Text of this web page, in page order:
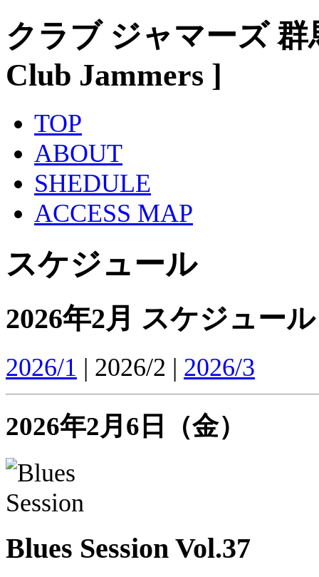
クラブ ジャマーズ
Club Jammers ]
TOP
ABOUT
SHEDULE
ACCESS MAP
スケジュール
2026年2月 スケジュール
2026/1 | 2026/2 | 2026/3
2026年2月6日（金）
Blues Session Vol.37